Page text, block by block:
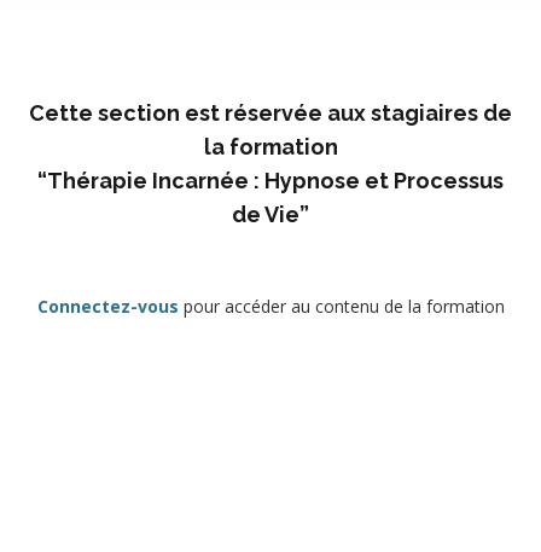
Cette section est réservée aux stagiaires de
la formation
“Thérapie Incarnée : Hypnose et Processus
de Vie”
Connectez-vous pour accéder au contenu de la formation